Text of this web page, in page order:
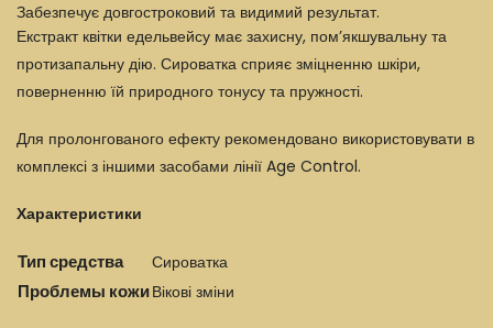
Забезпечує довгостроковий та видимий результат.
Екстракт квітки едельвейсу має захисну, пом’якшувальну та
протизапальну дію. Сироватка сприяє зміцненню шкіри,
поверненню їй природного тонусу та пружності.
Для пролонгованого ефекту рекомендовано використовувати в
комплексі з іншими засобами лінії Age Control.
Характеристики
Тип средства Сироватка
Проблемы кожиВікові зміни